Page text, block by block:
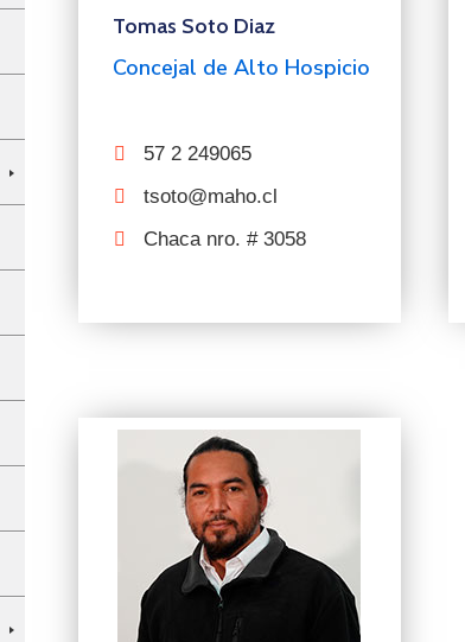
Tomas Soto Diaz
Concejal de Alto Hospicio
57 2 249065
tsoto@maho.cl
Chaca nro. # 3058